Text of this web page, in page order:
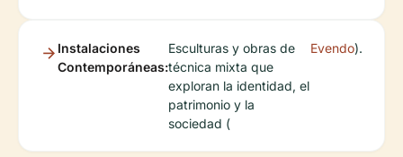
Instalaciones
Contemporáneas:
Esculturas y obras de
técnica mixta que
exploran la identidad, el
patrimonio y la
sociedad (
Evendo).